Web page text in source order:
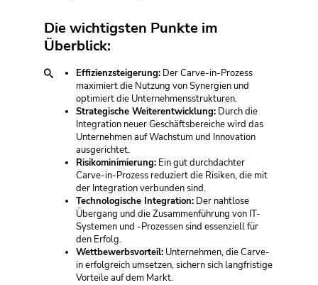
Die wichtigsten Punkte im
Überblick:
Effizienzsteigerung: Der Carve-in-Prozess
maximiert die Nutzung von Synergien und
optimiert die Unternehmensstrukturen.
Strategische Weiterentwicklung: Durch die
Integration neuer Geschäftsbereiche wird das
Unternehmen auf Wachstum und Innovation
ausgerichtet.
Risikominimierung: Ein gut durchdachter
Carve-in-Prozess reduziert die Risiken, die mit
der Integration verbunden sind.
Technologische Integration: Der nahtlose
Übergang und die Zusammenführung von IT-
Systemen und -Prozessen sind essenziell für
den Erfolg.
Wettbewerbsvorteil: Unternehmen, die Carve-
in erfolgreich umsetzen, sichern sich langfristige
Vorteile auf dem Markt.